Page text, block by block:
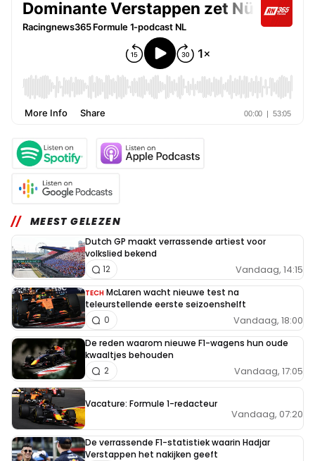
MEEST GELEZEN
Dutch GP maakt verrassende artiest voor
volkslied bekend
Vandaag, 14:15
12
TECH McLaren wacht nieuwe test na
teleurstellende eerste seizoenshelft
Vandaag, 18:00
0
De reden waarom nieuwe F1-wagens hun oude
kwaaltjes behouden
Vandaag, 17:05
2
Vacature: Formule 1-redacteur
Vandaag, 07:20
De verrassende F1-statistiek waarin Hadjar
Verstappen het nakijken geeft